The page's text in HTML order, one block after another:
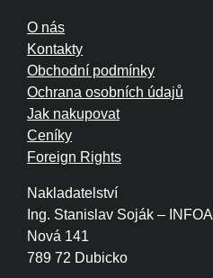
Nakladatelství
Ing. Stanislav Soják – INFOA
Nová 141
789 72 Dubicko
O nás
Kontakty
Obchodní podmínky
Ochrana osobních údajů
Jak nakupovat
Ceníky
Foreign Rights